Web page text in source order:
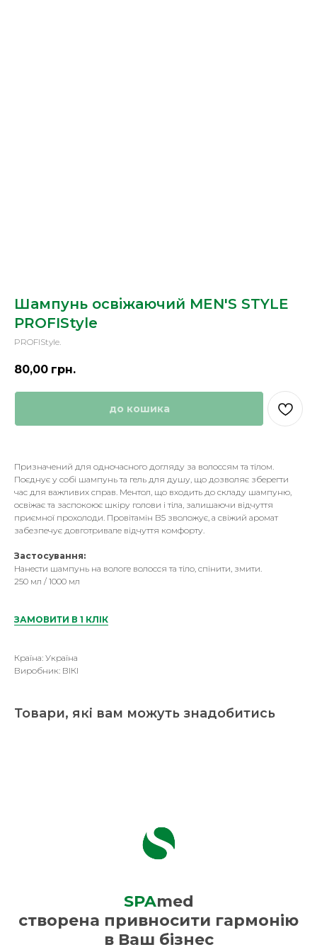
Шампунь освіжаючий MEN'S STYLE
PROFIStyle
PROFIStyle.
80,00 грн.
до кошика
Призначений для одночасного догляду за волоссям та тілом.
Поєднує у собі шампунь та гель для душу, що дозволяє зберегти
час для важливих справ. Ментол, що входить до складу шампуню,
освіжає та заспокоює шкіру голови і тіла, залишаючи відчуття
приємної прохолоди. Провітамін В5 зволожує, а свіжий аромат
забезпечує довготривале відчуття комфорту.
Застосування:
Нанести шампунь на вологе волосся та тіло, спінити, змити.
250 мл / 1000 мл
ЗАМОВИТИ В 1 КЛІК
Країна: Україна
Виробник: ВІКІ
Товари, які вам можуть знадобитись
SPAmed
створена привносити гармонію
в Ваш бізнес